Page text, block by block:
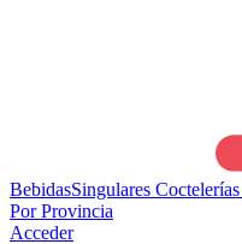
BebidasSingulares
Por Provincia
Acceder